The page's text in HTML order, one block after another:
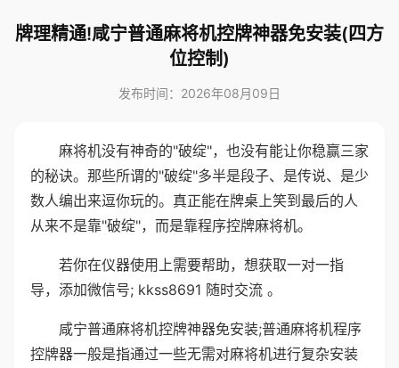
牌理精通!咸宁普通麻将机控牌神器免安装(四方
位控制)
发布时间：2026年08月09日
麻将机没有神奇的"破绽"，也没有能让你稳赢三家
的秘诀。那些所谓的"破绽"多半是段子、是传说、是少
数人编出来逗你玩的。真正能在牌桌上笑到最后的人
从来不是靠"破绽"，而是靠程序控牌麻将机。
若你在仪器使用上需要帮助，想获取一对一指
导，添加微信号; kkss8691 随时交流 。
咸宁普通麻将机控牌神器免安装;普通麻将机程序
控牌器一般是指通过一些无需对麻将机进行复杂安装